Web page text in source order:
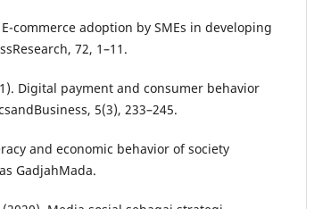
E-commerce adoption by SMEs in developing
72, 1–11.
Digital payment and consumer behavior
5(3), 233–245.
and economic behavior of society
GadjahMada.